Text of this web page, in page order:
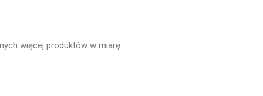
więcej produktów w miarę